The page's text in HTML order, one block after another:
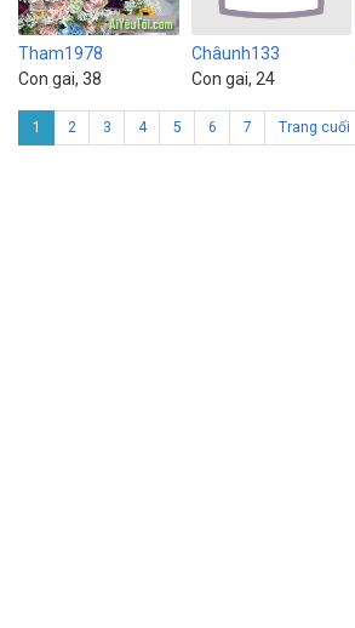
Tham1978
Con gai, 38
Châunh133
Con gai, 24
1 2 3 4 5 6 7 Trang cuối